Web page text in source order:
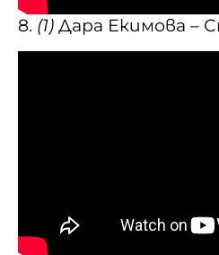
8. (1) Дара Екимова –